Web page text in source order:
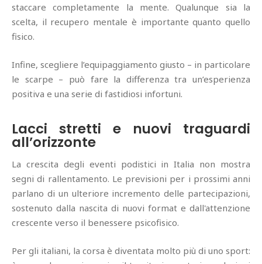
staccare completamente la mente. Qualunque sia la
scelta, il recupero mentale è importante quanto quello
fisico.
Infine, scegliere l’equipaggiamento giusto – in particolare
le scarpe – può fare la differenza tra un’esperienza
positiva e una serie di fastidiosi infortuni.
Lacci stretti e nuovi traguardi
all’orizzonte
La crescita degli eventi podistici in Italia non mostra
segni di rallentamento. Le previsioni per i prossimi anni
parlano di un ulteriore incremento delle partecipazioni,
sostenuto dalla nascita di nuovi format e dall'attenzione
crescente verso il benessere psicofisico.
Per gli italiani, la corsa è diventata molto più di uno sport: